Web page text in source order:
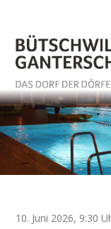
10. Juni 2026, 9:30